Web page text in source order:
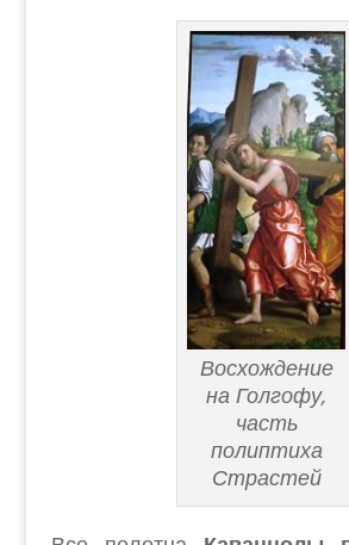
Восхождение
на Голгофу,
часть
полиптиха
Страстей